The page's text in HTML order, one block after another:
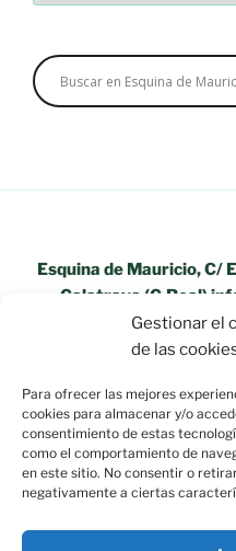
Gestionar el
de las
Para ofrecer las mejores
cookies para almacenar y/o
consentimiento de estas
como el comportamiento de
en este sitio. No consentir o
negativamente a ciertas
Esquina de Mauricio, C/
Calatrava (C.Real)
«Aviso Legal»